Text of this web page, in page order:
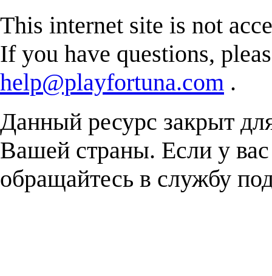
This internet site is not
If you have questions,
help@playfortuna.com .
Данный ресурс закрыт
Вашей страны. Если у
обращайтесь в службу